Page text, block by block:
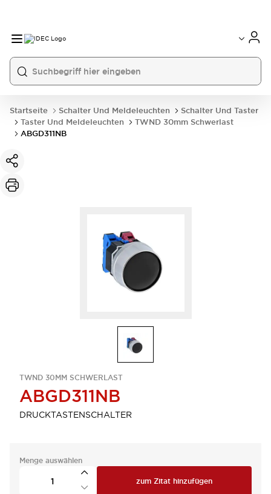
Startseite Schalter Und Meldeleuchten
Schalter Und Taster
Taster Und Meldeleuchten
TWND 30mm Schwerlast
ABGD311NB
TWND 30MM SCHWERLAST
ABGD311NB
DRUCKTASTENSCHALTER
Menge auswählen
zum Zitat hinzufügen